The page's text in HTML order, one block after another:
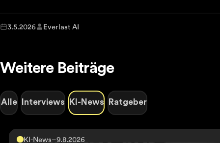
3.5.2026 Everlast AI
Weitere Beiträge
Alle Interviews KI-News Ratgeber
KI-News–9.8.2026